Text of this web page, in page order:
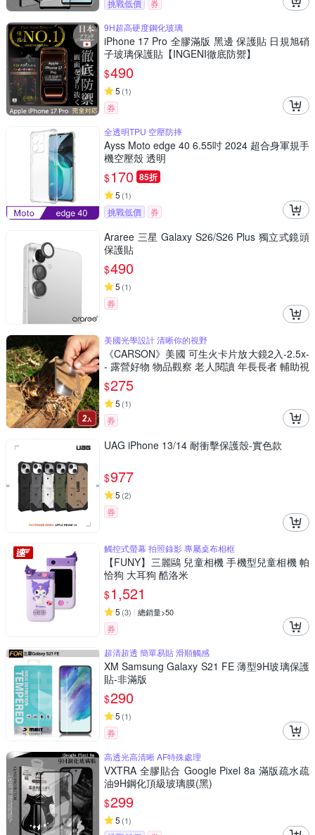
挑戰低價
券
9H超高硬度鋼化玻璃
iPhone 17 Pro 全膠滿版 黑邊 保護貼 日規旭硝
子玻璃保護貼【INGENI徹底防禦】
$490
5 (1)
券
全透明TPU 空壓防摔
Ayss Moto edge 40 6.55吋 2024 超合身軍規手
機空壓殼 透明
$170 85折
5 (1)
挑戰低價 券
Araree 三星 Galaxy S26/S26 Plus 獨立式鏡頭
保護貼
$490
5 (1)
券
美國光學設計 清晰你的視野
《CARSON》美國 可生火卡片放大鏡2入-2.5x-
- 露營好物 物品觀察 老人閱讀 年長長者 輔助視
力
$275
5 (1)
券
UAG iPhone 13/14 耐衝擊保護殼-實色款
$977
5 (2)
券
觸控式螢幕 拍照錄影 專屬桌布相框
【FUNY】三麗鷗 兒童相機 手機型兒童相機 帕
恰狗 大耳狗 酷洛米
$1,521
5 (3) 總銷量>50
券
超清超透 簡單易貼 滑順觸感
XM Samsung Galaxy S21 FE 薄型9H玻璃保護
貼-非滿版
$290
5 (1)
券
高透光高清晰 AF特殊處理
VXTRA 全膠貼合 Google Pixel 8a 滿版疏水疏
油9H鋼化頂級玻璃膜(黑)
$299
5 (1)